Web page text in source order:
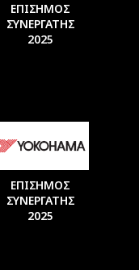
ΕΠΙΣΗΜΟΣ
ΣΥΝΕΡΓΑΤΗΣ
2025
ΕΠΙΣΗΜΟΣ
ΣΥΝΕΡΓΑΤΗΣ
2025